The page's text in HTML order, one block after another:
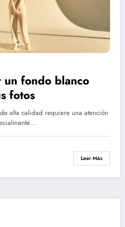
un fondo blanco
fotos
alta calidad requiere una atención
Leer Más